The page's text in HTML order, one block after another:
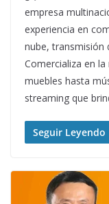
empresa
experiencia en
nube, transmisión
Comercializa en
muebles hasta
streaming que
Seguir Leyendo